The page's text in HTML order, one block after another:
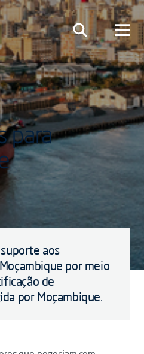
para
aos
por meio
de
por Moçambique.